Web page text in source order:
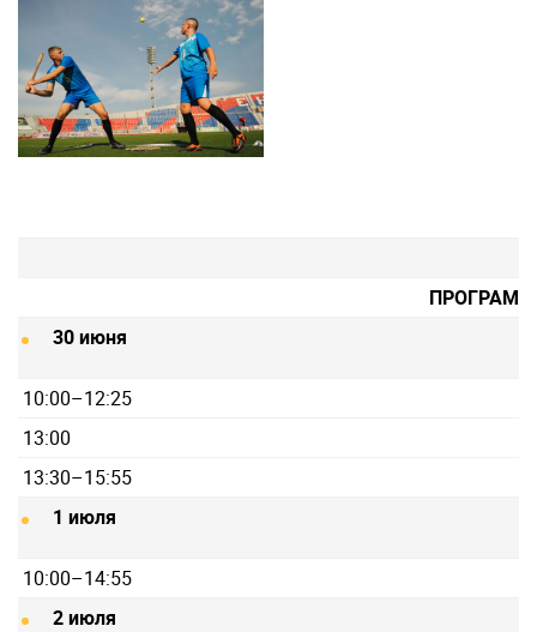
30 июня
10:00–12:25
13:00
13:30–15:55
1 июля
10:00–14:55
2 июля